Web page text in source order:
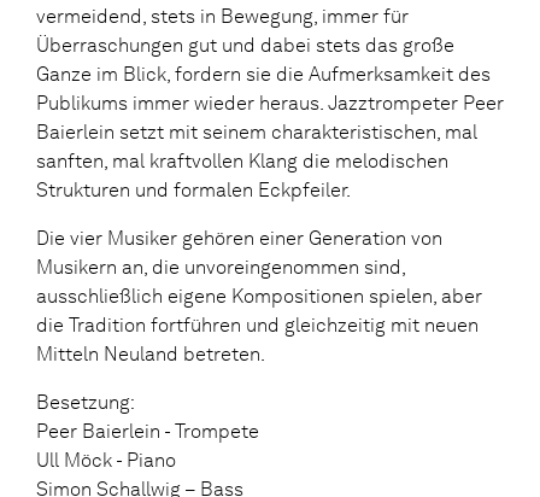
vermeidend, stets in Bewegung, immer für
Überraschungen gut und dabei stets das große
Ganze im Blick, fordern sie die Aufmerksamkeit des
Publikums immer wieder heraus. Jazztrompeter Peer
Baierlein setzt mit seinem charakteristischen, mal
sanften, mal kraftvollen Klang die melodischen
Strukturen und formalen Eckpfeiler.
Die vier Musiker gehören einer Generation von
Musikern an, die unvoreingenommen sind,
ausschließlich eigene Kompositionen spielen, aber
die Tradition fortführen und gleichzeitig mit neuen
Mitteln Neuland betreten.
Besetzung:
Peer Baierlein - Trompete
Ull Möck - Piano
Simon Schallwig – Bass